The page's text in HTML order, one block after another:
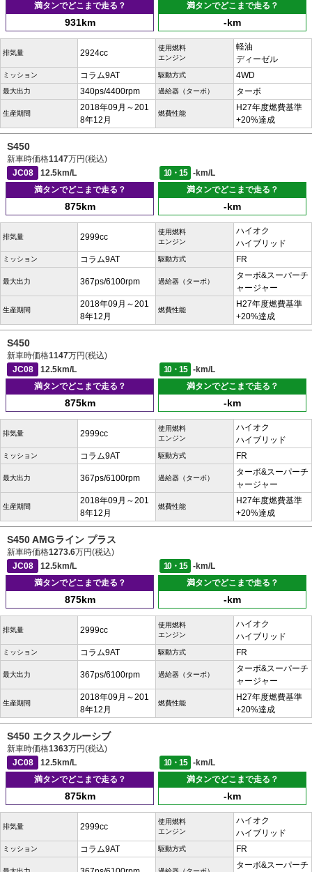
満タンでどこまで走る？
931km
満タンでどこまで走る？
-km
排気量 2924cc
使用燃料
エンジン
軽油
ディーゼル
ミッション コラム9AT 駆動方式 4WD
最大出力 340ps/4400rpm 過給器（ターボ） ターボ
生産期間
2018年09月～201
8年12月
燃費性能
H27年度燃費基準
+20%達成
S450
新車時価格1147万円(税込)
JC08
12.5km/L 10・15
-km/L
満タンでどこまで走る？
875km
満タンでどこまで走る？
-km
排気量 2999cc
使用燃料
エンジン
ハイオク
ハイブリッド
ミッション コラム9AT 駆動方式 FR
最大出力 367ps/6100rpm 過給器（ターボ）
ターボ&スーパーチ
ャージャー
生産期間
2018年09月～201
8年12月
燃費性能
H27年度燃費基準
+20%達成
S450
新車時価格1147万円(税込)
JC08
12.5km/L 10・15
-km/L
満タンでどこまで走る？
875km
満タンでどこまで走る？
-km
排気量 2999cc
使用燃料
エンジン
ハイオク
ハイブリッド
ミッション コラム9AT 駆動方式 FR
最大出力 367ps/6100rpm 過給器（ターボ）
ターボ&スーパーチ
ャージャー
生産期間
2018年09月～201
8年12月
燃費性能
H27年度燃費基準
+20%達成
S450 AMGライン プラス
新車時価格1273.6万円(税込)
JC08
12.5km/L 10・15
-km/L
満タンでどこまで走る？
875km
満タンでどこまで走る？
-km
排気量 2999cc
使用燃料
エンジン
ハイオク
ハイブリッド
ミッション コラム9AT 駆動方式 FR
最大出力 367ps/6100rpm 過給器（ターボ）
ターボ&スーパーチ
ャージャー
生産期間
2018年09月～201
8年12月
燃費性能
H27年度燃費基準
+20%達成
S450 エクスクルーシブ
新車時価格1363万円(税込)
JC08
12.5km/L 10・15
-km/L
満タンでどこまで走る？
875km
満タンでどこまで走る？
-km
排気量 2999cc
使用燃料
エンジン
ハイオク
ハイブリッド
ミッション コラム9AT 駆動方式 FR
ターボ&スーパーチ